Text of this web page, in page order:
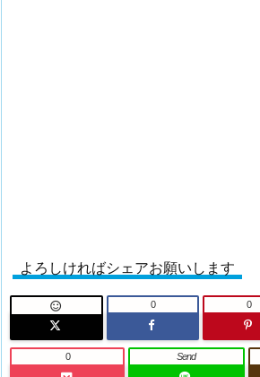
よろしければシェアお願いします
 0 0
0 Send